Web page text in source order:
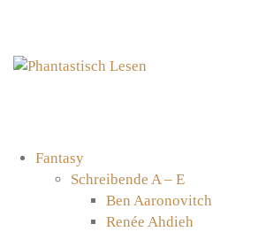
Fantasy
Schreibende A – E
Ben Aaronovitch
Renée Ahdieh